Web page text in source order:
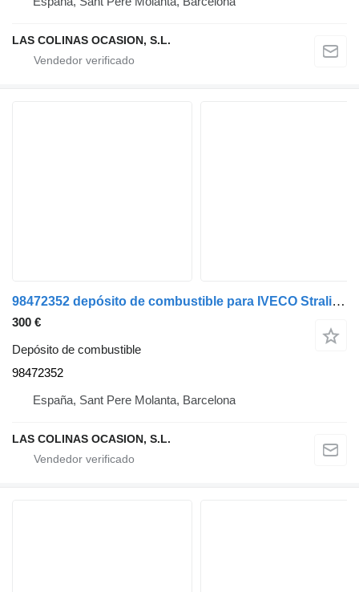
LAS COLINAS OCASION, S.L.
98472352 depósito de combustible para IVECO Stralis camión
300 €
Depósito de combustible
98472352
España, Sant Pere Molanta, Barcelona
LAS COLINAS OCASION, S.L.